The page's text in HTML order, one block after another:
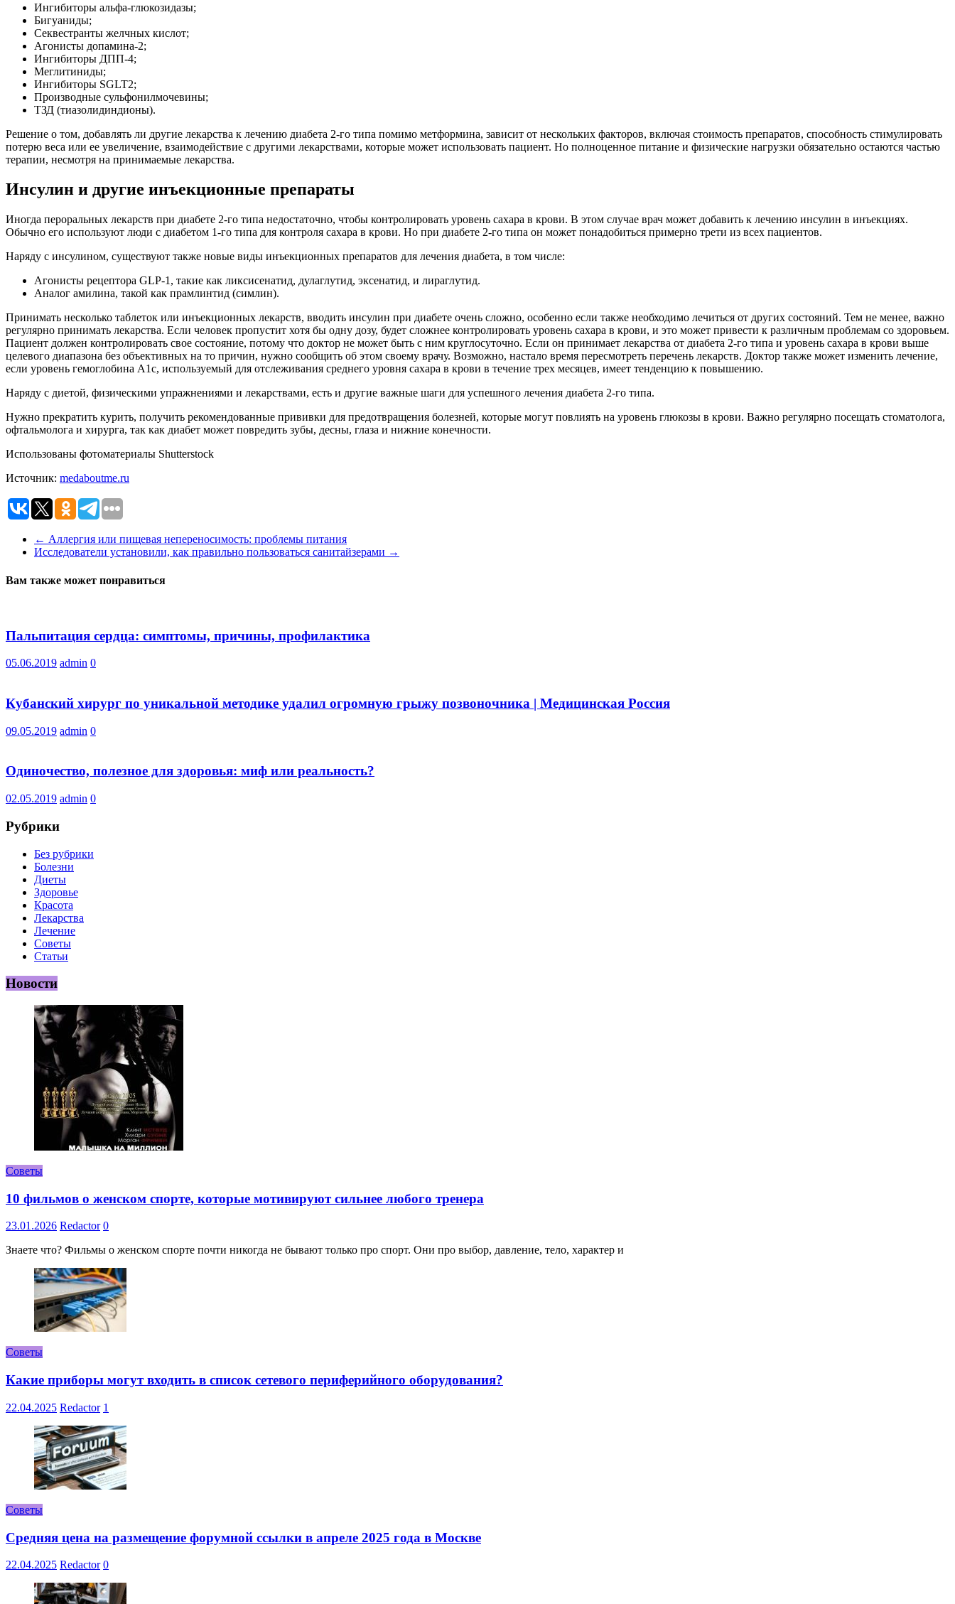
Ингибиторы альфа-глюкозидазы;
Бигуаниды;
Секвестранты желчных кислот;
Агонисты допамина-2;
Ингибиторы ДПП-4;
Меглитиниды;
Ингибиторы SGLT2;
Производные сульфонилмочевины;
ТЗД (тиазолидиндионы).
Решение о том, добавлять ли другие лекарства к лечению диабета 2-го типа помимо метформина, зависит от нескольких факторов, включая стоимость препаратов, способность стимулировать
потерю веса или ее увеличение, взаимодействие с другими лекарствами, которые может использовать пациент. Но полноценное питание и физические нагрузки обязательно остаются частью
терапии, несмотря на принимаемые лекарства.
Инсулин и другие инъекционные препараты
Иногда пероральных лекарств при диабете 2-го типа недостаточно, чтобы контролировать уровень сахара в крови. В этом случае врач может добавить к лечению инсулин в инъекциях.
Обычно его используют люди с диабетом 1-го типа для контроля сахара в крови. Но при диабете 2-го типа он может понадобиться примерно трети из всех пациентов.
Наряду с инсулином, существуют также новые виды инъекционных препаратов для лечения диабета, в том числе:
Агонисты рецептора GLP-1, такие как ликсисенатид, дулаглутид, эксенатид, и лираглутид.
Аналог амилина, такой как прамлинтид (симлин).
Принимать несколько таблеток или инъекционных лекарств, вводить инсулин при диабете очень сложно, особенно если также необходимо лечиться от других состояний. Тем не менее, важно
регулярно принимать лекарства. Если человек пропустит хотя бы одну дозу, будет сложнее контролировать уровень сахара в крови, и это может привести к различным проблемам со здоровьем.
Пациент должен контролировать свое состояние, потому что доктор не может быть с ним круглосуточно. Если он принимает лекарства от диабета 2-го типа и уровень сахара в крови выше
целевого диапазона без объективных на то причин, нужно сообщить об этом своему врачу. Возможно, настало время пересмотреть перечень лекарств. Доктор также может изменить лечение,
если уровень гемоглобина A1с, используемый для отслеживания среднего уровня сахара в крови в течение трех месяцев, имеет тенденцию к повышению.
Наряду с диетой, физическими упражнениями и лекарствами, есть и другие важные шаги для успешного лечения диабета 2-го типа.
Нужно прекратить курить, получить рекомендованные прививки для предотвращения болезней, которые могут повлиять на уровень глюкозы в крови. Важно регулярно посещать стоматолога,
офтальмолога и хирурга, так как диабет может повредить зубы, десны, глаза и нижние конечности.
Использованы фотоматериалы Shutterstock
Источник: medaboutme.ru
← Аллергия или пищевая непереносимость: проблемы питания
Исследователи установили, как правильно пользоваться санитайзерами →
Вам также может понравиться
Пальпитация сердца: симптомы, причины, профилактика
05.06.2019 admin 0
Кубанский хирург по уникальной методике удалил огромную грыжу позвоночника | Медицинская Россия
09.05.2019 admin 0
Одиночество, полезное для здоровья: миф или реальность?
02.05.2019 admin 0
Рубрики
Без рубрики
Болезни
Диеты
Здоровье
Красота
Лекарства
Лечение
Советы
Статьи
Новости
Советы
10 фильмов о женском спорте, которые мотивируют сильнее любого тренера
23.01.2026 Redactor 0
Знаете что? Фильмы о женском спорте почти никогда не бывают только про спорт. Они про выбор, давление, тело, характер и
Советы
Какие приборы могут входить в список сетевого периферийного оборудования?
22.04.2025 Redactor 1
Советы
Средняя цена на размещение форумной ссылки в апреле 2025 года в Москве
22.04.2025 Redactor 0